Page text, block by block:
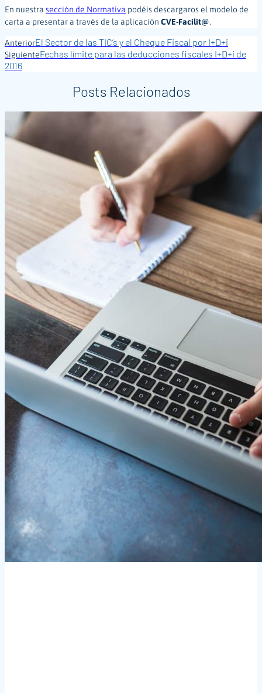
En nuestra sección de Normativa podéis descargaros el modelo de
carta a presentar a través de la aplicación CVE-Facilit@.
AnteriorEl Sector de las TIC’s y el Cheque Fiscal por I+D+i
SiguienteFechas límite para las deducciones fiscales I+D+i de
2016
Posts Relacionados